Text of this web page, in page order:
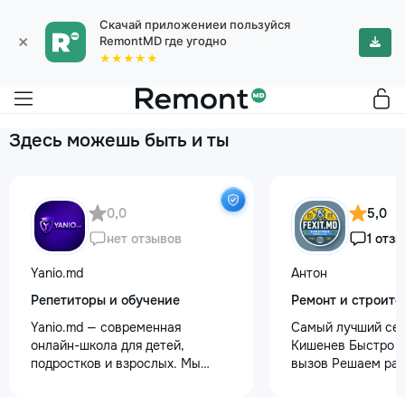
×
Скачай приложениеи пользуйся
RemontMD где угодно
★★★★★
Здесь можешь быть и ты
0,0
нет отзывов
Yanio.md
Репетиторы и обучение
Yanio.md — современная
онлайн-школа для детей,
подростков и взрослых. Мы
5,0
1
Антон
Ремонт и
Самый лучший
Кишенев Быстро
вызов Решаем